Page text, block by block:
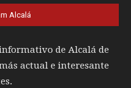
Alcalá
de Alcalá de
actual e interesante